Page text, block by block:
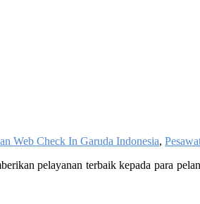
Web Check In Garuda Indonesia,
pelayanan terbaik kepada para